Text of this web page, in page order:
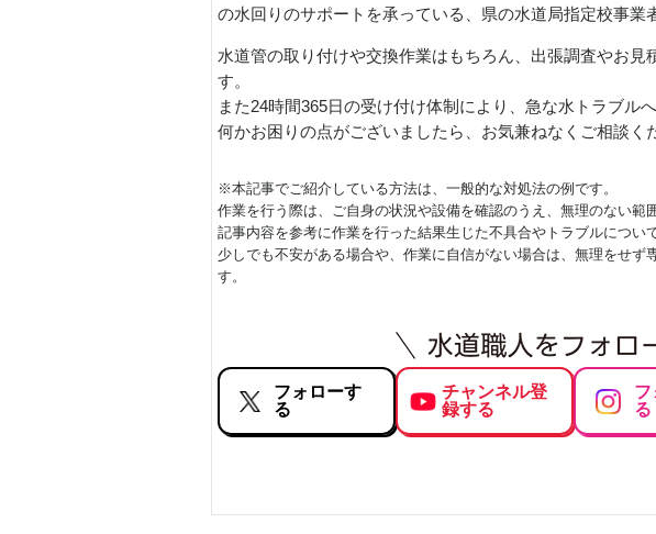
の水回りのサポートを承っている、県の水道局指定校事業
水道管の取り付けや交換作業はもちろん、出張調査やお見
す。
また24時間365日の受け付け体制により、急な水トラブル
何かお困りの点がございましたら、お気兼ねなくご相談く
※本記事でご紹介している方法は、一般的な対処法の例です。
作業を行う際は、ご自身の状況や設備を確認のうえ、無理のない範
記事内容を参考に作業を行った結果生じた不具合やトラブルについ
少しでも不安がある場合や、作業に自信がない場合は、無理をせず
す。
フォローす
る
チャンネル登
録する
フ
る